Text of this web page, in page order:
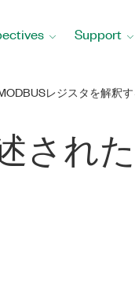
Support
レジスタを解釈す
され